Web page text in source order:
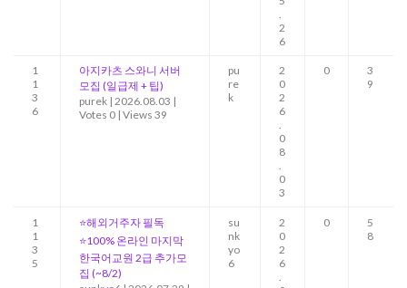
.
2
6
1
1
3
6
아지카츠 스와니 서버
모집 (일급제 + 팁)
purek | 2026.08.03 |
Votes 0 | Views 39
pu
re
k
2
0
2
6
.
0
8
.
0
3
0
3
9
1
1
3
5
⭐해외거주자 필독
⭐100% 온라인 마지막
한국어교원 2급 추가모
집 (~8/2)
su
nk
yo
6
2
0
2
6
.
0
5
8